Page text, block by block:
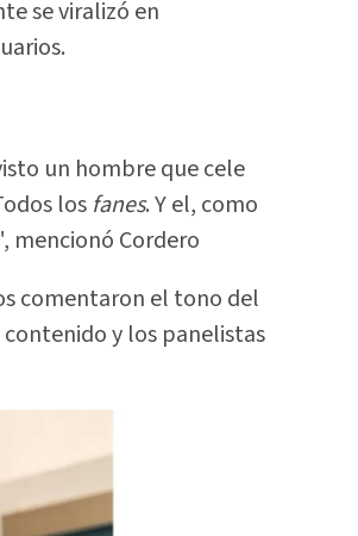
se viralizó en
un hombre que cele
los fanes. Y el, como
mencionó Cordero
comentaron el tono del
y los panelistas